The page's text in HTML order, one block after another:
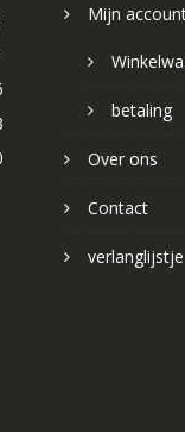
Mijn
betaling
Over ons
Contact
verlanglijstje